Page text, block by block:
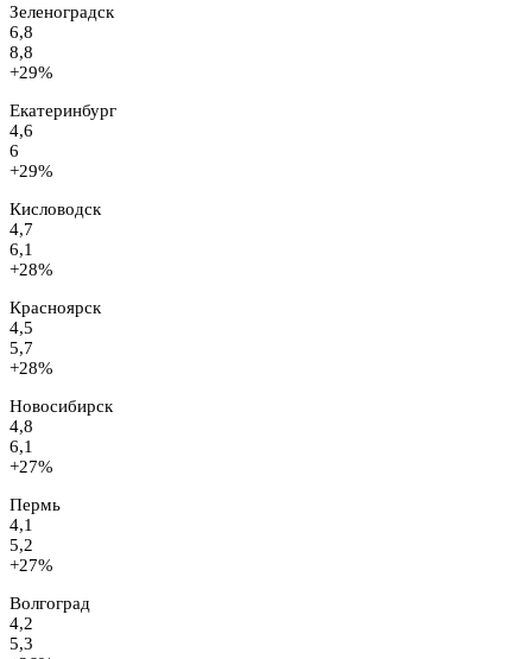
Зеленоградск
6,8
8,8
+29%
Екатеринбург
4,6
6
+29%
Кисловодск
4,7
6,1
+28%
Красноярск
4,5
5,7
+28%
Новосибирск
4,8
6,1
+27%
Пермь
4,1
5,2
+27%
Волгоград
4,2
5,3